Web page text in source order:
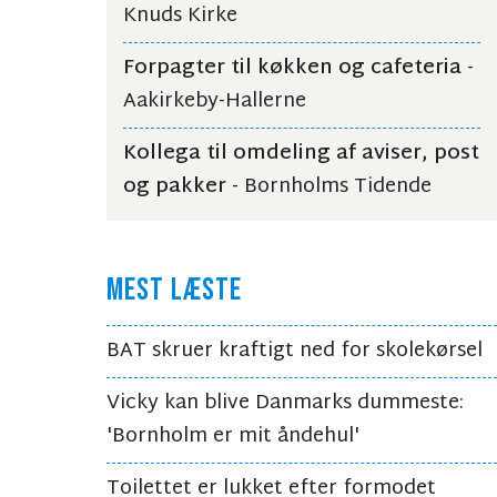
Knuds Kirke
Forpagter til køkken og cafeteria-
Aakirkeby-Hallerne
Kollega til omdeling af aviser, post
og pakker- Bornholms Tidende
MEST LÆSTE
BAT skruer kraftigt ned for skolekørsel
Vicky kan blive Danmarks dummeste:
'Bornholm er mit åndehul'
Toilettet er lukket efter formodet